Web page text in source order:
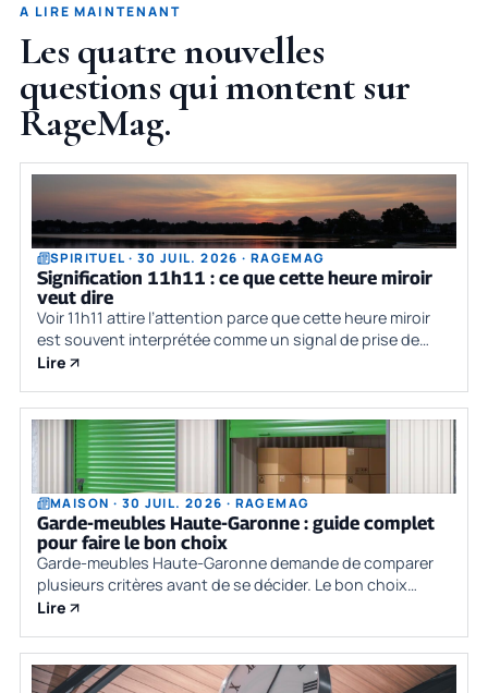
A LIRE MAINTENANT
Les quatre nouvelles
questions qui montent sur
RageMag.
SPIRITUEL · 30 JUIL. 2026 · RAGEMAG
Signification 11h11 : ce que cette heure miroir
veut dire
Voir 11h11 attire l’attention parce que cette heure miroir
est souvent interprétée comme un signal de prise de
conscience, de recentrage et de passage à l’action. Si
Lire
MAISON · 30 JUIL. 2026 · RAGEMAG
Garde-meubles Haute-Garonne : guide complet
pour faire le bon choix
Garde-meubles Haute-Garonne demande de comparer
plusieurs critères avant de se décider. Le bon choix
dépend du besoin réel, du budget, des contraintes
Lire